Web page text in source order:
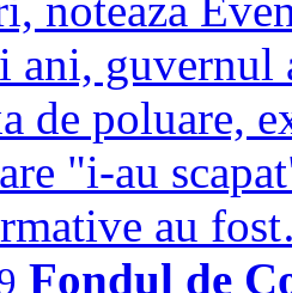
guvernul
de poluare,
"i-au
au
Fondul de